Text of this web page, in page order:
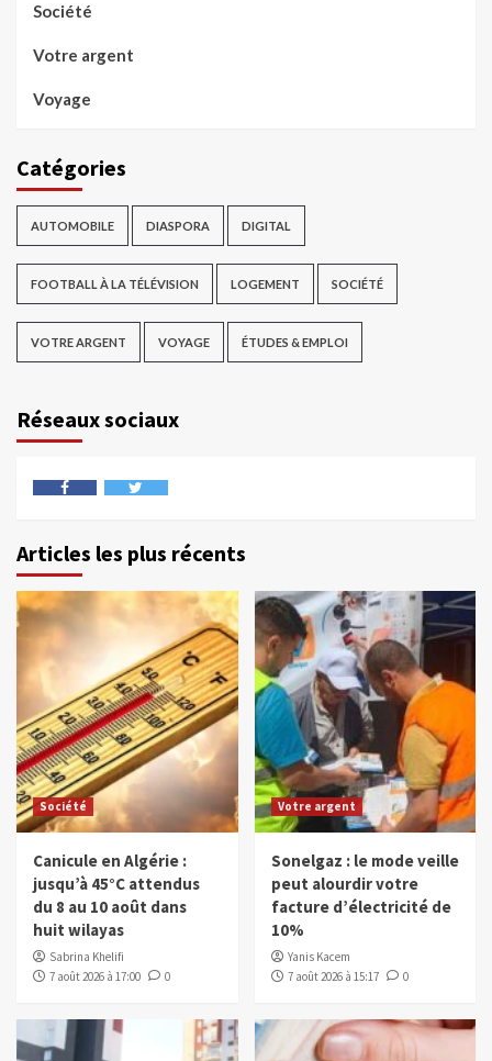
Société
Votre argent
Voyage
Catégories
AUTOMOBILE DIASPORA DIGITAL
FOOTBALL À LA TÉLÉVISION LOGEMENT SOCIÉTÉ
VOTRE ARGENT VOYAGE ÉTUDES & EMPLOI
Réseaux sociaux
Articles les plus récents
Société
Canicule en Algérie :
jusqu’à 45°C attendus
du 8 au 10 août dans
huit wilayas
Sabrina Khelifi
7 août 2026 à 17:00
0
Votre argent
Sonelgaz : le mode veille
peut alourdir votre
facture d’électricité de
10%
Yanis Kacem
7 août 2026 à 15:17
0